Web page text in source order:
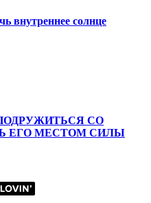
внутреннее солнце
СО
ЕГО МЕСТОМ СИЛЫ